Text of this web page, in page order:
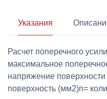
Указания
Расчет поперечного
максимальное
напряжение
поверхность (мм2)n=